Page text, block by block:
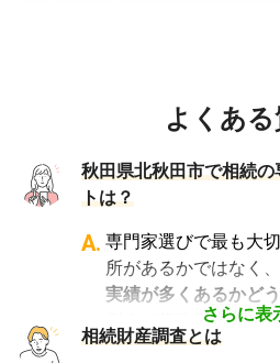
よくある
秋田県北秋田市で相続
トは？
さらに表
A. 専門家選びで最も大
所があるかではなく
実績が多くあるかど
例えば行政書士とい
法人設立や許認可申
相続財産調査とは